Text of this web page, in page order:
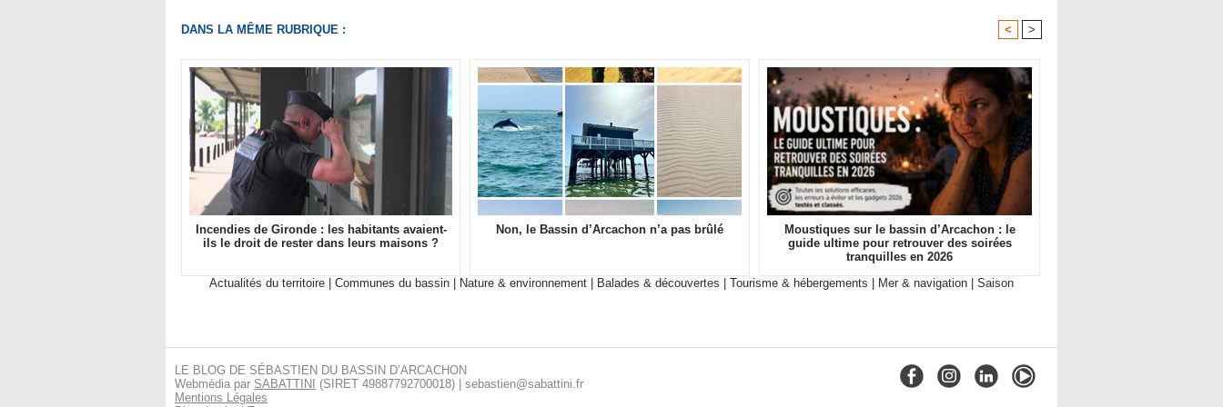
DANS LA MÊME RUBRIQUE : < >
Incendies de Gironde : les habitants avaient-
ils le droit de rester dans leurs maisons ?
Non, le Bassin d’Arcachon n’a pas brûlé
Moustiques sur le bassin d’Arcachon : le
guide ultime pour retrouver des soirées
tranquilles en 2026
Actualités du territoire
Communes du bassin Nature & environnement Balades & découvertes Tourisme & hébergements Mer & navigation Saison
LE BLOG DE SÉBASTIEN DU BASSIN D’ARCACHON
Webmédia par SABATTINI
(SIRET 49887792700018) | sebastien@sabattini.fr
Mentions Légales